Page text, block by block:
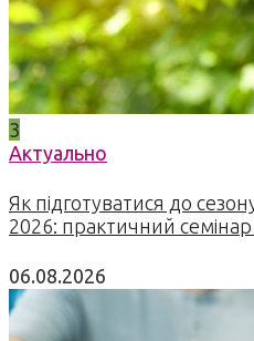
3
Актуально
Як підготуватися до
2026: практичний семінар
06.08.2026